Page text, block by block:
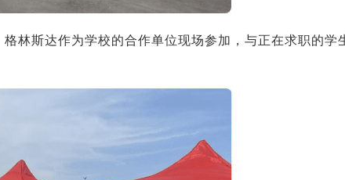
林斯达作为学校的合作单位现场参加，与正在求职的学